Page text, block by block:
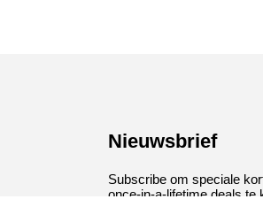
Nieuwsbrief
Subscribe om speciale
once-in-a-lifetime deals te